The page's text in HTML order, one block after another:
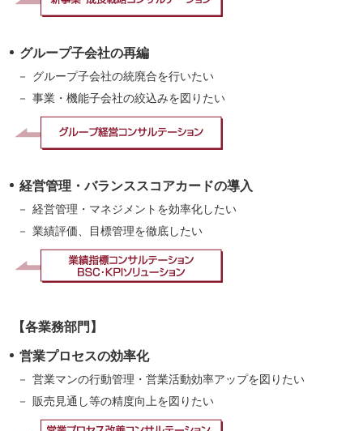
グループ子会社の再編
グループ子会社の統廃合を行いたい
事業・機能子会社の絞込みを図りたい
経営管理・バランススコアカードの導入
経営管理・マネジメントを効率化したい
業績評価、目標管理を徹底したい
【各業務部門】
営業プロセスの効率化
営業マンの行動管理・営業活動効率アップを図りたい
販売見通し等の精度向上を図りたい